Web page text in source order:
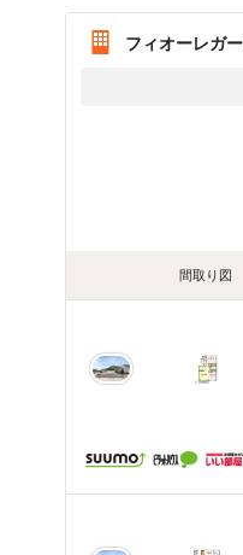
フィオーレガ
間取り図